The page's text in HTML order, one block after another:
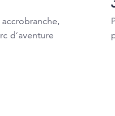
d’aventure